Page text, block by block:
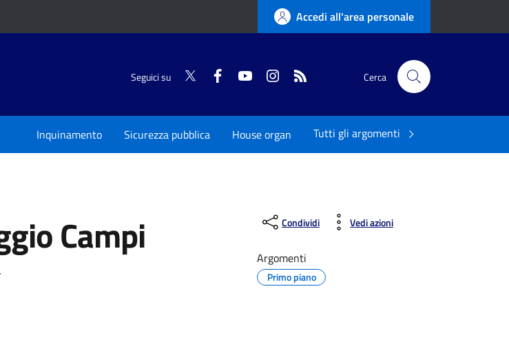
Accedi all'area personale
Seguici su Twitter FacebookYouTubeInstagram Cerca
Inquinamento Sicurezza pubblica House organ Tutti gli argomenti
Campi Condividi Vedi azioni
Argomenti
Primo piano